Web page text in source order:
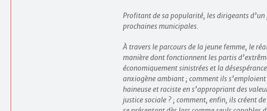
Profitant de sa popularité, les dirigeants
prochaines municipales.
À travers le parcours de la jeune femme, le
manière dont fonctionnent les partis
économiquement sinistrées et la
anxiogène ambiant ; comment ils
haineuse et raciste en s’appropriant des
justice sociale ? ; comment, enfin, ils créent